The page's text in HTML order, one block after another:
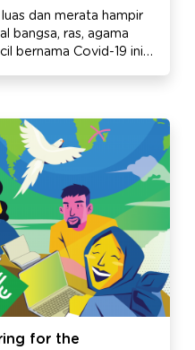
dan merata hampir
bangsa, ras, agama
bernama Covid-19 ini
for the